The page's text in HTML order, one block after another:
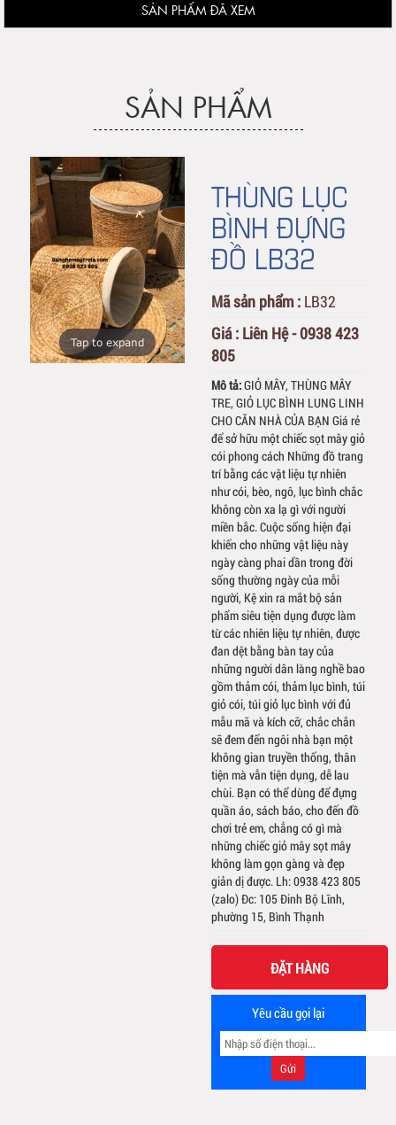
SẢN PHẨM ĐÃ XEM
SẢN PHẨM
Tap to expand
THÙNG LỤC
BÌNH ĐỰNG
ĐỒ LB32
Mã sản phẩm : LB32
Giá : Liên Hệ - 0938 423
805
Mô tả:GIỎ MÂY, THÙNG MÂY
TRE, GIỎ LỤC BÌNH LUNG LINH
CHO CĂN NHÀ CỦA BẠN Giá rẻ
để sở hữu một chiếc sọt mây giỏ
cói phong cách Những đồ trang
trí bằng các vật liệu tự nhiên
như cói, bèo, ngô, lục bình chắc
không còn xa lạ gì với người
miền bắc. Cuộc sống hiện đại
khiến cho những vật liệu này
ngày càng phai dần trong đời
sống thường ngày của mỗi
người, Kệ xin ra mắt bộ sản
phẩm siêu tiện dụng được làm
từ các nhiên liệu tự nhiên, được
đan dệt bằng bàn tay của
những người dân làng nghề bao
gồm thảm cói, thảm lục bình, túi
giỏ cói, túi giỏ lục bình với đủ
mẫu mã và kích cỡ, chắc chắn
sẽ đem đến ngôi nhà bạn một
không gian truyền thống, thân
tiện mà vẫn tiện dụng, dễ lau
chùi. Bạn có thể dùng để đựng
quần áo, sách báo, cho đến đồ
chơi trẻ em, chẳng có gì mà
những chiếc giỏ mây sọt mây
không làm gọn gàng và đẹp
giản dị được. Lh: 0938 423 805
(zalo) Đc: 105 Đinh Bộ Lĩnh,
phường 15, Bình Thạnh
ĐẶT HÀNG
Yêu cầu gọi lại